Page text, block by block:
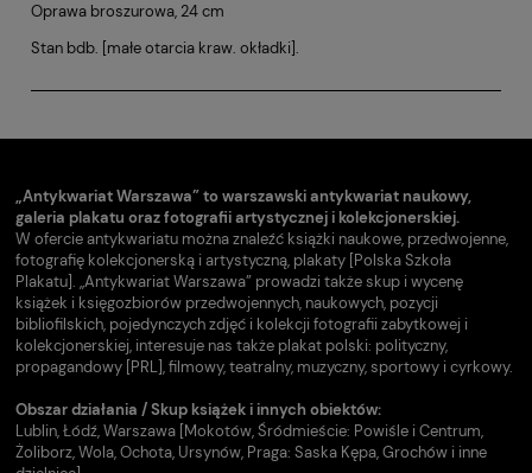
Oprawa broszurowa, 24 cm
Stan bdb. [małe otarcia kraw. okładki].
„Antykwariat Warszawa” to warszawski antykwariat naukowy,
galeria plakatu oraz fotografii artystycznej i kolekcjonerskiej.
W ofercie antykwariatu można znaleźć książki naukowe, przedwojenne,
fotografię kolekcjonerską i artystyczną, plakaty [Polska Szkoła
Plakatu]. „Antykwariat Warszawa” prowadzi także skup i wycenę
książek i księgozbiorów przedwojennych, naukowych, pozycji
bibliofilskich, pojedynczych zdjęć i kolekcji fotografii zabytkowej i
kolekcjonerskiej, interesuje nas także plakat polski: polityczny,
propagandowy [PRL], filmowy, teatralny, muzyczny, sportowy i cyrkowy.
Obszar działania / Skup książek i innych obiektów:
Lublin, Łódź, Warszawa [Mokotów, Śródmieście: Powiśle i Centrum,
Żoliborz, Wola, Ochota, Ursynów, Praga: Saska Kępa, Grochów i inne